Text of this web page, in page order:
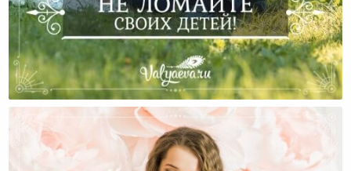
Не Подавляйте Личность Своих Детей!